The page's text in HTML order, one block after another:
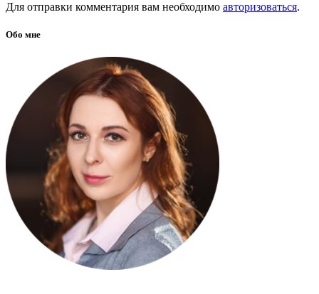
Для отправки комментария вам необходимо авторизоваться.
Обо мне